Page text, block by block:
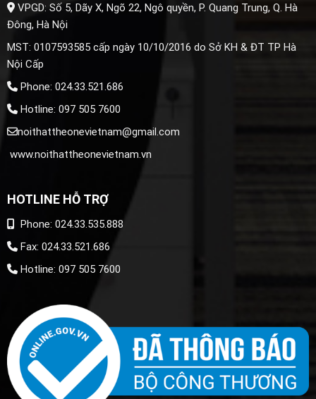
VPGD: Số 5, Dãy X, Ngõ 22, Ngô quyền, P. Quang Trung, Q. Hà
Đông, Hà Nội
MST: 0107593585 cấp ngày 10/10/2016 do Sở KH & ĐT TP Hà
Nội Cấp
Phone: 024.33.521.686
Hotline: 097 505 7600
noithattheonevietnam@gmail.com
www.noithattheonevietnam.vn
HOTLINE HỖ TRỢ
Phone: 024.33.535.888
Fax: 024.33.521.686
Hotline: 097 505 7600